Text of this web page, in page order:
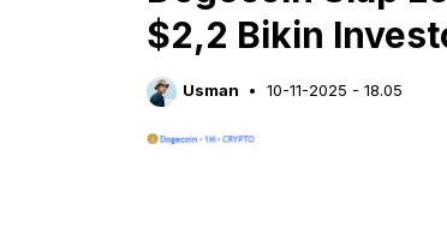
$2,2 Bikin
Usman 10-11-2025 - 18.05